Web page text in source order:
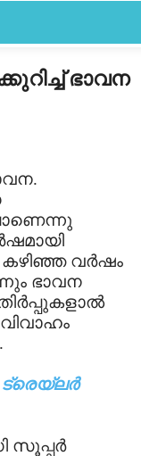
ഭാവന
വര്‍ഷം
ഭാവന
ട്രെയ്‌ലര്‍
സൂപ്പര്‍